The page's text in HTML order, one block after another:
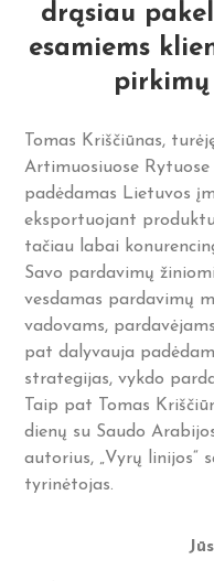
drąsiau
esamiems
Tomas Kriščiūnas,
Artimuosiuose
padėdamas Lietuvos
eksportuojant
tačiau labai
Savo pardavimų
vesdamas pardavimų
vadovams,
pat dalyvauja
strategijas, vykdo
Taip pat Tomas
dienų su Saudo
autorius, „Vyrų linijos“
tyrinėtojas.